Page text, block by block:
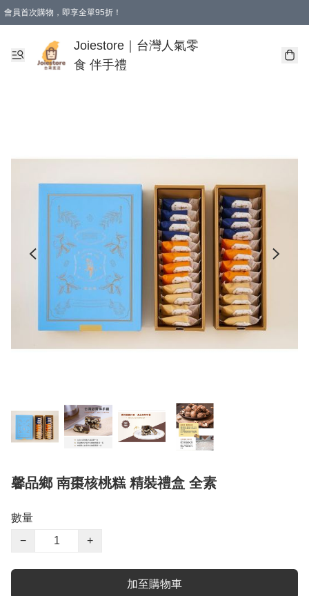
會員首次購物，即享全單95折！
購物滿 HKD 350.00即享免運費優惠！（適用於 本地送貨、本地取貨 )
Joiestore｜台灣人氣零
食 伴手禮
馨品鄉 南棗核桃糕 精裝禮盒 全素
數量
−
+
加至購物車